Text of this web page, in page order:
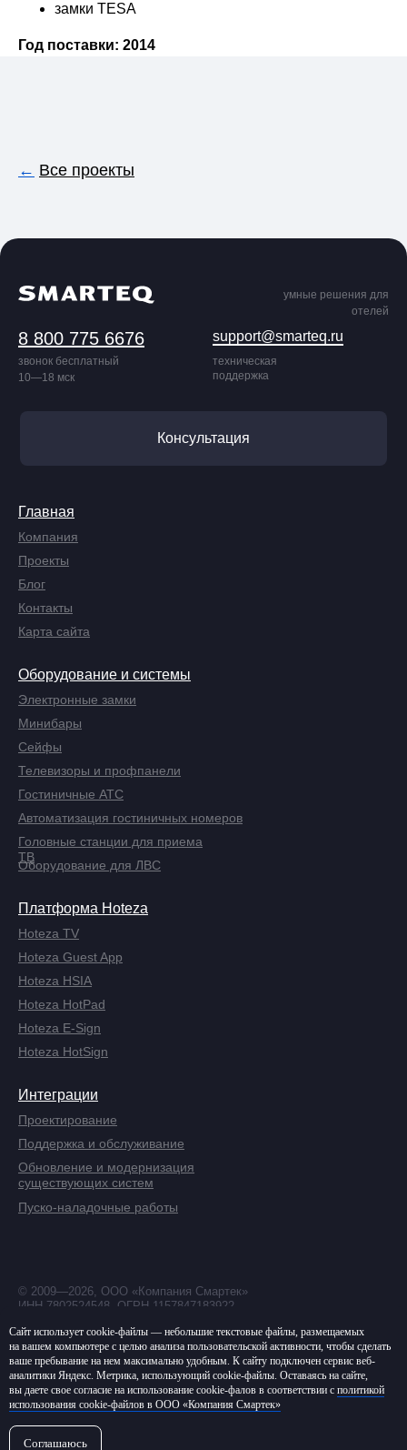
замки TESA
Год поставки: 2014
← Все проекты
умные решения для
отелей
Главная
Компания
Проекты
Блог
Контакты
Оборудование и системы
Электронные замки
Минибары
Сейфы
Телевизоры и профпанели
Гостиничные АТС
Головные станции для приема
ТВ
Оборудование для ЛВС
Платформа Hoteza
Hoteza TV
Hoteza Guest App
Hoteza HSIA
Hoteza HotPad
Hoteza E-Sign
Hoteza HotSign
Интеграции
Проектирование
Поддержка и обслуживание
Обновление и модернизация
существующих систем
8 800 775 6676
звонок бесплатный
10—18 мск
support@smarteq.ru
техническая
поддержка
Консультация
Автоматизация гостиничных номеров
Пуско-наладочные работы
Карта сайта
© 2009—2026, ООО «Компания Смартек»
ИНН 7802524548, ОГРН 1157847183922
Политика в отношении обработки
персональных данных
Согласие на обработку
персональных данных
Политика использования cookie-файлов
Создание сайта — Komandin®
Сайт использует cookie-файлы — небольшие текстовые файлы, размещаемых
на вашем компьютере с целью анализа пользовательской активности, чтобы сделать
ваше пребывание на нем максимально удобным. К cайту подключен сервис веб-
аналитики Яндекс. Метрика, использующий cookie-файлы. Оставаясь на сайте,
вы даете свое согласие на использование cookie-фалов в соответствии с политикой
использования cookie-файлов в ООО «Компания Смартек»
Соглашаюсь